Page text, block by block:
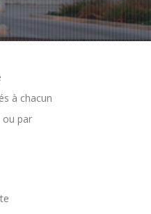
à chacun
ou par